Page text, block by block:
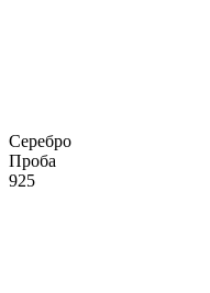
Серебро
Проба
925